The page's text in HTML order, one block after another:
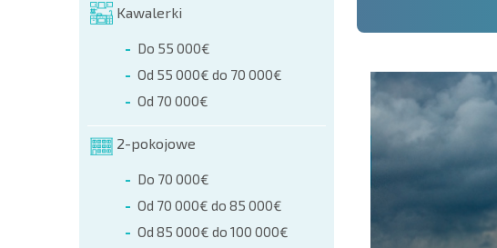
Kawalerki
Do 55 000€
Od 55 000€ do 70 000€
Od 70 000€
2-pokojowe
Do 70 000€
Od 70 000€ do 85 000€
Od 85 000€ do 100 000€